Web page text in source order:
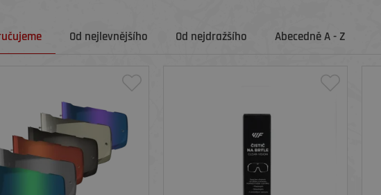
Od nejlevnějšího Od nejdražšího Abecedně A - Z